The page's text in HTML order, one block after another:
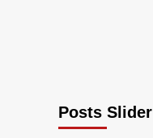
Posts Slider